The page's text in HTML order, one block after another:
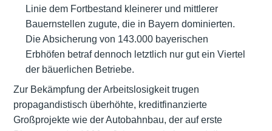
Linie dem Fortbestand kleinerer und mittlerer
Bauernstellen zugute, die in Bayern dominierten.
Die Absicherung von 143.000 bayerischen
Erbhöfen betraf dennoch letztlich nur gut ein Viertel
der bäuerlichen Betriebe.
Zur Bekämpfung der Arbeitslosigkeit trugen
propagandistisch überhöhte, kreditfinanzierte
Großprojekte wie der Autobahnbau, der auf erste